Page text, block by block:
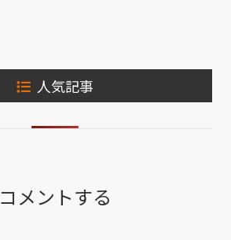
人気記事
コメントする